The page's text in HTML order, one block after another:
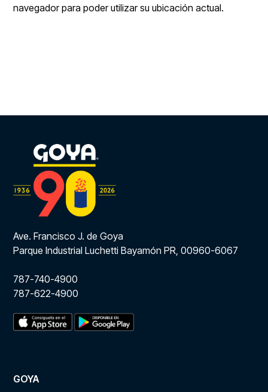
navegador para poder utilizar su ubicación actual.
Ave. Francisco J. de Goya
Parque Industrial Luchetti Bayamón PR, 00960-6067
787-740-4900
787-622-4900
GOYA